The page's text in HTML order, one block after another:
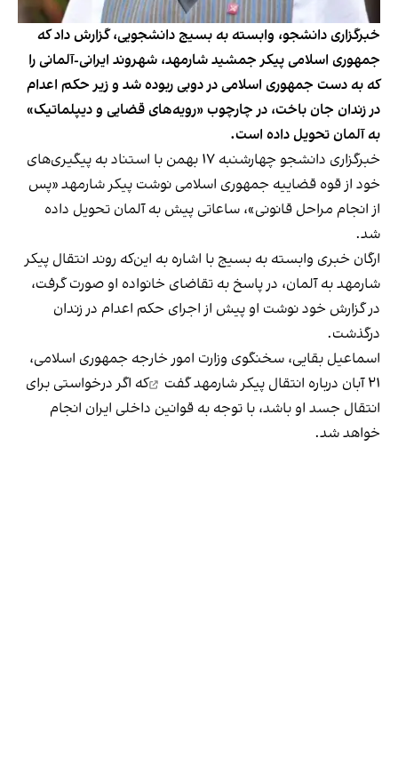
خبرگزاری دانشجو، وابسته به بسیج دانشجویی، گزارش داد که
جمهوری اسلامی پیکر جمشید شارمهد، شهروند ایرانی-آلمانی را
که به دست جمهوری اسلامی در دوبی ربوده شد و زیر حکم اعدام
در زندان جان باخت، در چارچوب «رویه‌های قضایی و دیپلماتیک»
به آلمان تحویل داده است.
خبرگزاری دانشجو چهارشنبه ۱۷ بهمن با استناد به پیگیری‌های
خود از قوه قضاییه جمهوری اسلامی نوشت پیکر شارمهد «پس
از انجام مراحل قانونی»، ساعاتی پیش به آلمان تحویل داده
شد.
ارگان خبری وابسته به بسیج با اشاره به این‌که روند انتقال پیکر
شارمهد به آلمان، در پاسخ به تقاضای خانواده او صورت گرفت،
در گزارش خود نوشت او پیش از اجرای حکم اعدام در زندان
درگذشت.
اسماعیل بقایی، سخنگوی وزارت امور خارجه جمهوری اسلامی،
۲۱ آبان‌ درباره انتقال پیکر شارمهد
گفت
که اگر درخواستی برای
انتقال جسد او باشد، با توجه به قوانین داخلی ایران انجام
خواهد شد.